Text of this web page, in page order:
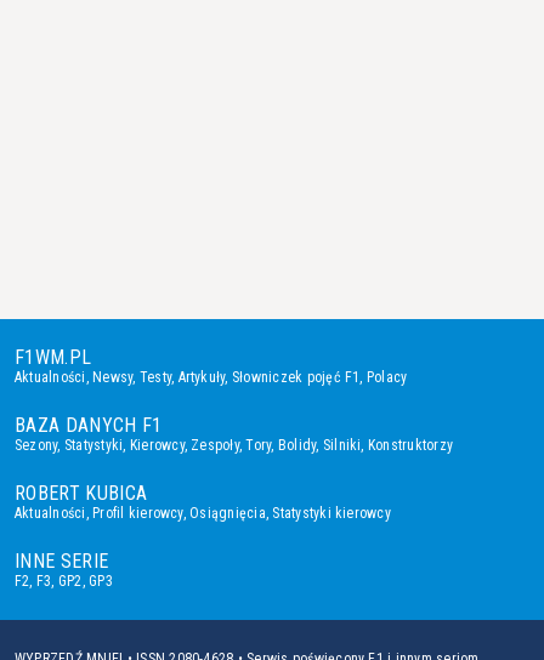
F1WM.PL
Aktualności,Newsy, Testy, Artykuły, Słowniczek pojęć F1, Polacy
BAZA DANYCH F1
Sezony, Statystyki, Kierowcy, Zespoły,Tory, Bolidy, Silniki, Konstruktorzy
ROBERT KUBICA
Aktualności,Profil kierowcy,Osiągnięcia, Statystyki kierowcy
INNE SERIE
F2, F3, GP2,GP3